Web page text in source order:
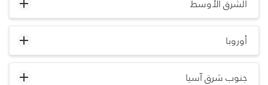
الشرق الأوسط
أوروبا
جنوب شرق آسيا